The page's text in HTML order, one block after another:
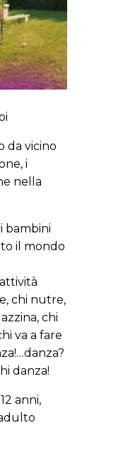
da vicino
i
nella
bambini
il mondo
chi nutre,
chi
va a fare
danza!
anni,